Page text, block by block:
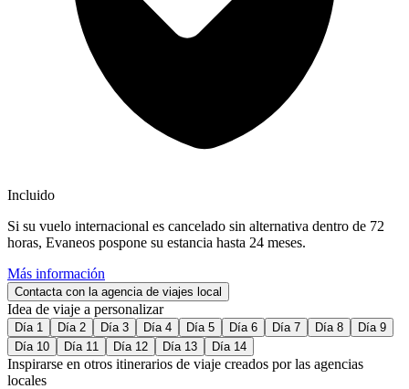
Incluido
Si su vuelo internacional es cancelado sin alternativa dentro de 72
horas, Evaneos pospone su estancia hasta 24 meses.
Más información
Contacta con la agencia de viajes local
Idea de viaje a personalizar
Día 1 Día 2 Día 3 Día 4 Día 5 Día 6 Día 7 Día 8
Día 9
Día 10
Día 11 Día 12 Día 13 Día 14
Inspirarse en otros itinerarios de viaje creados por las agencias
locales